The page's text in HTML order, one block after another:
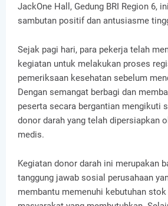
JackOne Hall, Gedung BRI Region 6,
sambutan positif dan antusiasme
Sejak pagi hari, para pekerja telah
kegiatan untuk melakukan proses
pemeriksaan kesehatan sebelum
Dengan semangat berbagi dan
peserta secara bergantian mengikuti
donor darah yang telah dipersiapkan
medis.
Kegiatan donor darah ini merupakan
tanggung jawab sosial perusahaan
membantu memenuhi kebutuhan stok